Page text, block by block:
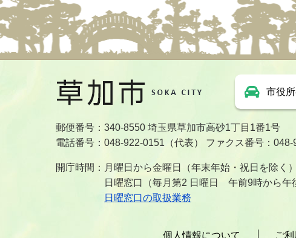
郵便番号：340-8550 埼玉県草加市高砂1丁目1番1号
電話番号：048-922-0151（代表） ファクス番号：048-
開庁時間：月曜日から金曜日（年末年始・祝日を除く
日曜窓口（毎月第2 日曜日 午前9時から午
日曜窓口の取扱業務
市役
個人情報について ご